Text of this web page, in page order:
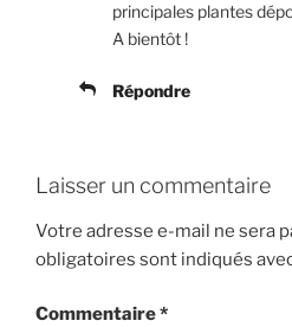
principales plantes
A bientôt !
Répondre
Laisser un commentaire
Votre adresse e-mail ne sera
obligatoires sont indiqués
Commentaire*